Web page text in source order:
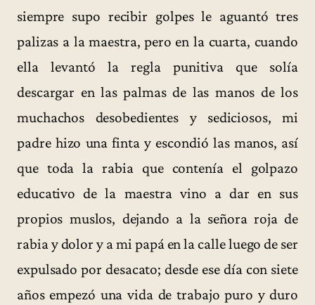
siempre supo recibir golpes le aguantó tres
palizas a la maestra, pero en la cuarta, cuando
ella levantó la regla punitiva que solía
descargar en las palmas de las manos de los
muchachos desobedientes y sediciosos, mi
padre hizo una finta y escondió las manos, así
que toda la rabia que contenía el golpazo
educativo de la maestra vino a dar en sus
propios muslos, dejando a la señora roja de
rabia y dolor y a mi papá en la calle luego de ser
expulsado por desacato; desde ese día con siete
años empezó una vida de trabajo puro y duro